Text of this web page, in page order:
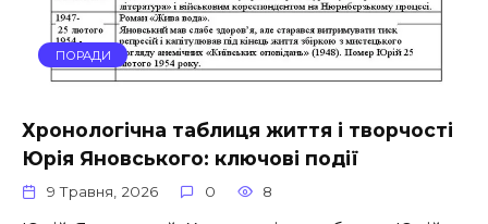
ПОРАДИ
Хронологічна таблиця життя і творчості
Юрія Яновського: ключові події
9 Травня, 2026 0 8